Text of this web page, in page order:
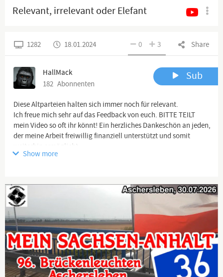
Relevant, irrelevant oder Elefant
Share
0 3
1282 18.01.2024
HallMack
182 Abonnenten
Sub
Diese Altparteien halten sich immer noch für relevant.
Ich freue mich sehr auf das Feedback von euch. BITTE TEILT
mein Video so oft ihr könnt! Ein herzliches Dankeschön an jeden,
der meine Arbeit freiwillig finanziell unterstützt und somit
weiterhin ermöglicht.
Aufhttps://hallmack.net/index.php/spenden
ACHTUNG: HallMack Community – Alle Kanäle und alle
Auftritte, mein Newsletter etc. findest Du hier:
https://hallmack.net/index.php/hallmack-commu...
HallMack Homepage mit Shop:https://hallmack.net
#HallMack der #Gorilla ist eine Kunstfigur, die Beiträge sind
#Satire
Bitte nehmt nicht alles so ernst!
Hier werden aktuelle Themen aus den Bereichen: #Politik,
Show more